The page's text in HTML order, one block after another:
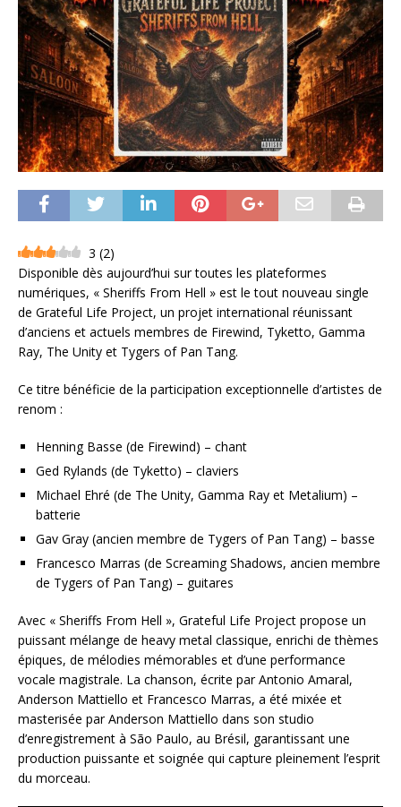
3 (2)
Disponible dès aujourd’hui sur toutes les plateformes
numériques, « Sheriffs From Hell » est le tout nouveau single
de Grateful Life Project, un projet international réunissant
d’anciens et actuels membres de Firewind, Tyketto, Gamma
Ray, The Unity et Tygers of Pan Tang.
Ce titre bénéficie de la participation exceptionnelle d’artistes de
renom :
Henning Basse (de Firewind) – chant
Ged Rylands (de Tyketto) – claviers
Michael Ehré (de The Unity, Gamma Ray et Metalium) –
batterie
Gav Gray (ancien membre de Tygers of Pan Tang) – basse
Francesco Marras (de Screaming Shadows, ancien membre
de Tygers of Pan Tang) – guitares
Avec « Sheriffs From Hell », Grateful Life Project propose un
puissant mélange de heavy metal classique, enrichi de thèmes
épiques, de mélodies mémorables et d’une performance
vocale magistrale. La chanson, écrite par Antonio Amaral,
Anderson Mattiello et Francesco Marras, a été mixée et
masterisée par Anderson Mattiello dans son studio
d’enregistrement à São Paulo, au Brésil, garantissant une
production puissante et soignée qui capture pleinement l’esprit
du morceau.